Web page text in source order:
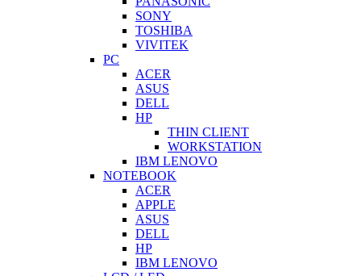
SONY
TOSHIBA
VIVITEK
PC
ACER
ASUS
DELL
HP
THIN CLIENT
WORKSTATION
IBM LENOVO
NOTEBOOK
ACER
APPLE
ASUS
DELL
HP
IBM LENOVO